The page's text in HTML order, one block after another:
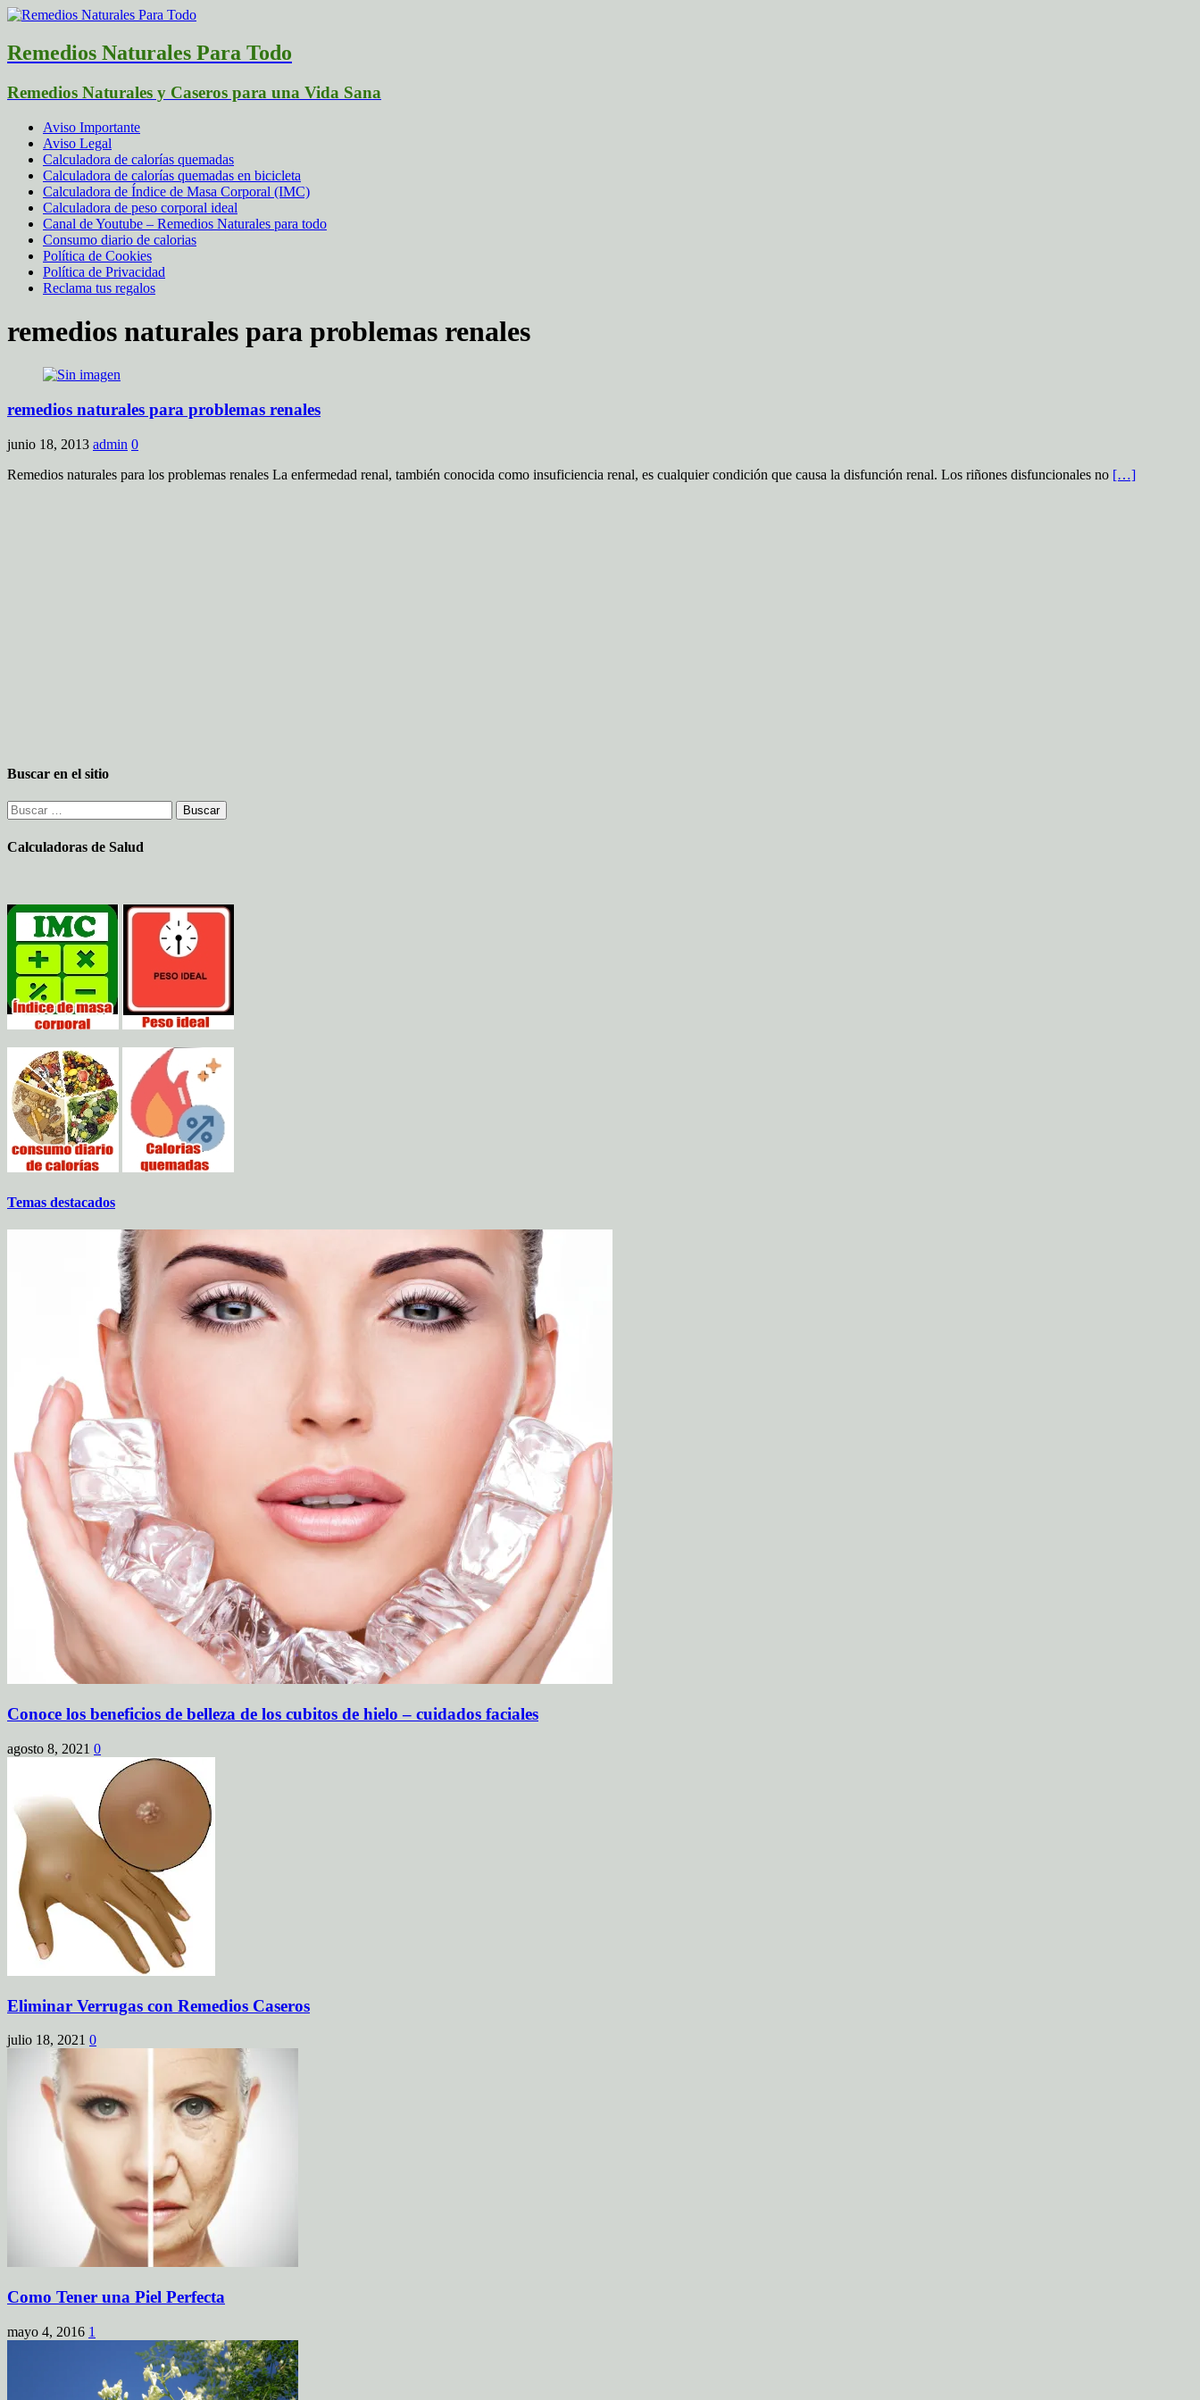
Remedios Naturales Para Todo
Remedios Naturales y Caseros para una Vida Sana
Aviso Importante
Aviso Legal
Calculadora de calorías quemadas
Calculadora de calorías quemadas en bicicleta
Calculadora de Índice de Masa Corporal (IMC)
Calculadora de peso corporal ideal
Canal de Youtube – Remedios Naturales para todo
Consumo diario de calorias
Política de Cookies
Política de Privacidad
Reclama tus regalos
remedios naturales para problemas renales
remedios naturales para problemas renales
junio 18, 2013 admin 0
Remedios naturales para los problemas renales La enfermedad renal, también conocida como insuficiencia renal, es cualquier condición que causa la disfunción renal. Los riñones disfuncionales no […]
Buscar en el sitio
Buscar:
Calculadoras de Salud
Temas destacados
Conoce los beneficios de belleza de los cubitos de hielo – cuidados faciales
agosto 8, 2021 0
Eliminar Verrugas con Remedios Caseros
julio 18, 2021 0
Como Tener una Piel Perfecta
mayo 4, 2016 1